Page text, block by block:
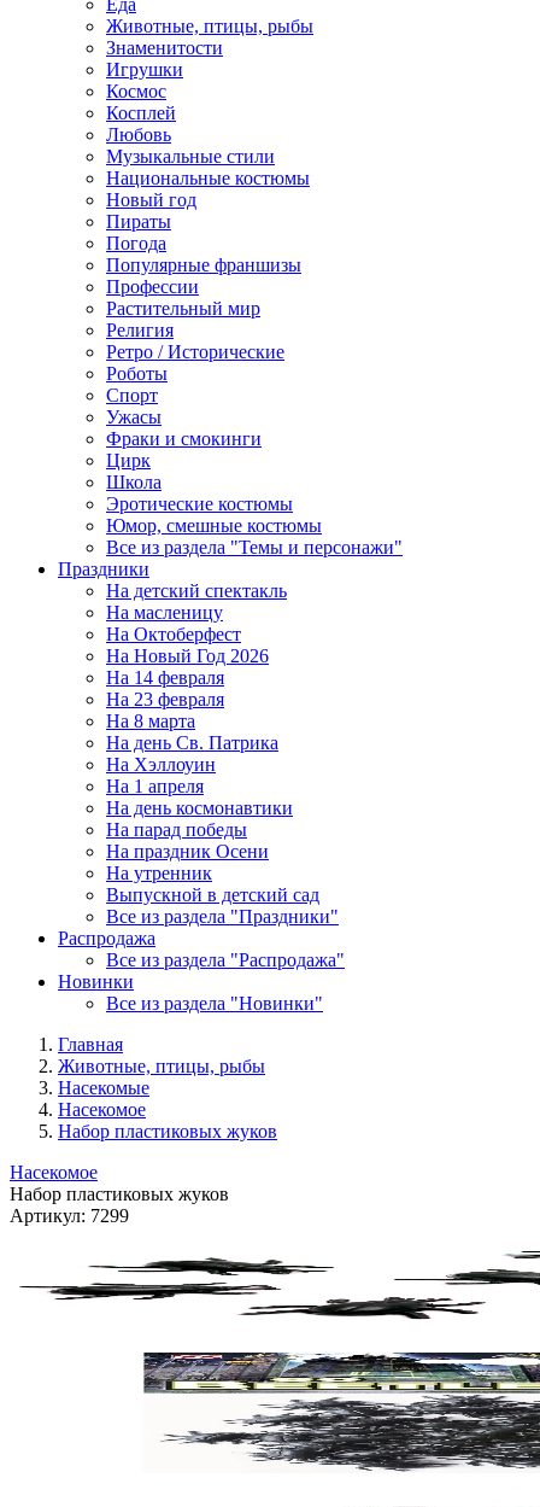
Еда
Животные, птицы, рыбы
Знаменитости
Игрушки
Космос
Косплей
Любовь
Музыкальные стили
Национальные костюмы
Новый год
Пираты
Погода
Популярные франшизы
Профессии
Растительный мир
Религия
Ретро / Исторические
Роботы
Спорт
Ужасы
Фраки и смокинги
Цирк
Школа
Эротические костюмы
Юмор, смешные костюмы
Все из раздела "Темы и персонажи"
Праздники
На детский спектакль
На масленицу
На Октоберфест
На Новый Год 2026
На 14 февраля
На 23 февраля
На 8 марта
На день Св. Патрика
На Хэллоуин
На 1 апреля
На день космонавтики
На парад победы
На праздник Осени
На утренник
Выпускной в детский сад
Все из раздела "Праздники"
Распродажа
Все из раздела "Распродажа"
Новинки
Все из раздела "Новинки"
Главная
Животные, птицы, рыбы
Насекомые
Насекомое
Набор пластиковых жуков
Насекомое
Набор пластиковых жуков
Артикул: 7299